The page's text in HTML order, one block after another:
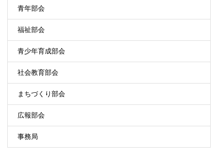
青年部会
福祉部会
青少年育成部会
社会教育部会
まちづくり部会
広報部会
事務局